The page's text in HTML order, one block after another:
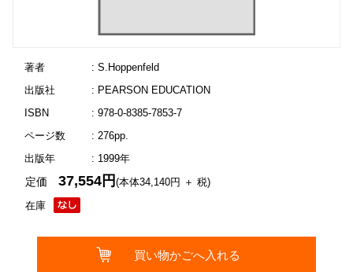
著者
: S.Hoppenfeld
出版社
: PEARSON EDUCATION
ISBN
: 978-0-8385-7853-7
ページ数
: 276pp.
出版年
: 1999年
在庫
定価37,554円(本体34,140円 ＋ 税)